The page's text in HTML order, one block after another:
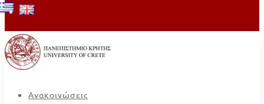
Ανακοινώσεις